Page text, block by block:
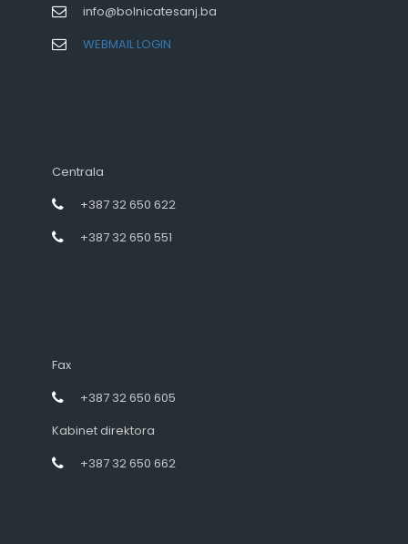
info@bolnicatesanj.ba
WEBMAIL LOGIN
Centrala
+387 32 650 622
+387 32 650 551
Fax
+387 32 650 605
Kabinet direktora
+387 32 650 662